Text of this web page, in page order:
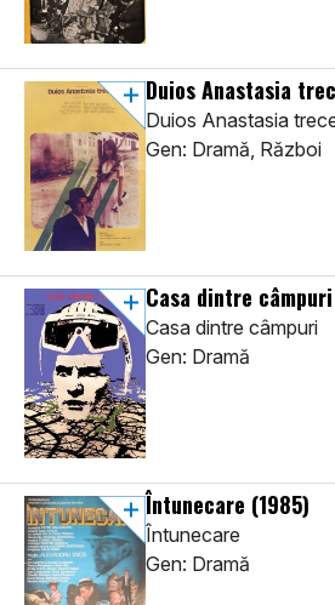
Duios Anastasia
Duios Anastasia
Gen: Dramă, Război
Casa dintre câmpuri
Casa dintre câmpuri
Gen: Dramă
Întunecare (1985)
Întunecare
Gen: Dramă